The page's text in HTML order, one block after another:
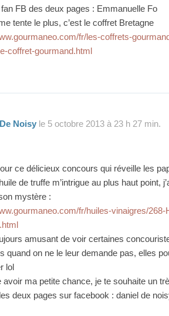
FB des deux pages : Emmanuelle Fo
tente le plus, c’est le coffret Bretagne
fr/les-coffrets-
coffret-gourmand.html
Noisy le 5 octobre 2013 à 23 h 27 min.
ce délicieux concours qui réveille les
de truffe m’intrigue au plus haut point,
mystère :
fr/huiles-vinaigres/
amusant de voir certaines
quand on ne le leur demande pas, elles
lol
avoir ma petite chance, je te souhaite un
les deux pages sur facebook : daniel de